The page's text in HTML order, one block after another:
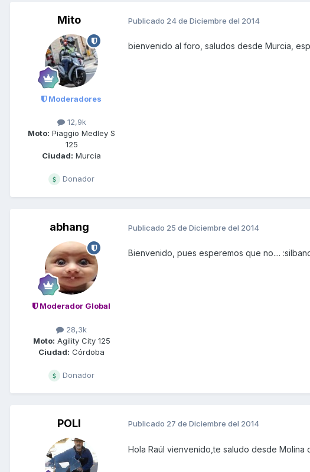
Mito
Moderadores
12,9k
Moto: Piaggio Medley S
125
Ciudad: Murcia
Donador
Publicado 24 de Diciembre del 2014
bienvenido al foro, saludos desde Murcia,
abhang
Moderador Global
28,3k
Moto: Agility City 125
Ciudad: Córdoba
Donador
Publicado 25 de Diciembre del 2014
Bienvenido, pues esperemos que no....
POLI Publicado 27 de Diciembre del 2014
Hola Raúl vienvenido,te saludo desde Molina